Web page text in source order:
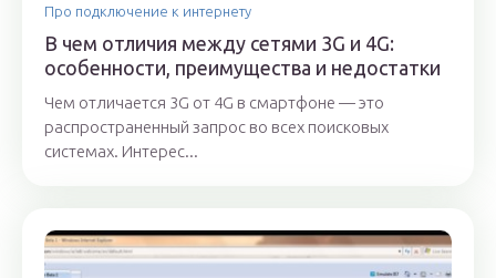
Про подключение к интернету
В чем отличия между сетями 3G и 4G:
особенности, преимущества и недостатки
Чем отличается 3G от 4G в смартфоне — это
распространенный запрос во всех поисковых
системах. Интерес...